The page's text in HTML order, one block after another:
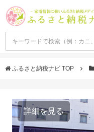
ふるさと納税ナビ TOP
詳細を見る